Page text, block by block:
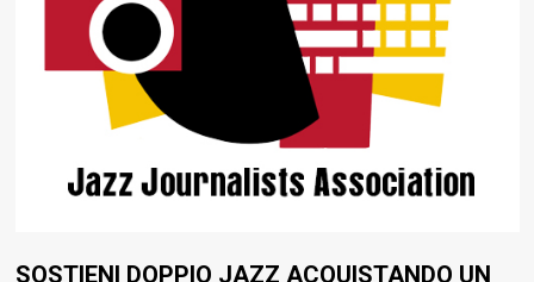
SOSTIENI DOPPIO JAZZ ACQUISTANDO UN